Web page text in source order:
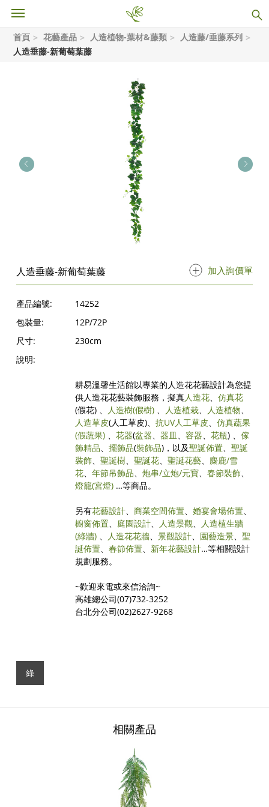
首頁 花藝產品 人造植物-葉材&藤類
人造藤/垂藤系列
人造垂藤-新葡萄葉藤
人造垂藤-新葡萄葉藤 加入詢價單
產品編號:
14252
包裝量:
12P/72P
尺寸:
230cm
說明:
耕易溫馨生活館以專業的人造花花藝設計為您提
供人造花花藝裝飾服務，擬真人造花、仿真花
(假花) 、 人造樹(假樹) 、 人造植栽、 人造植物、
人造草皮(人工草皮)、抗UV人工草皮、仿真蔬果
(假蔬果) 、花器(盆器、器皿、容器、花瓶) 、傢
飾精品、擺飾品(裝飾品)，以及聖誕佈置、聖誕
裝飾、聖誕樹、聖誕花、聖誕花藝、 麋鹿/雪
花、年節吊飾品、炮串/立炮/元寶、春節裝飾、
燈籠(宮燈) …等商品。
另有花藝設計、商業空間佈置、婚宴會場佈置、
櫥窗佈置、 庭園設計、 人造景觀、 人造植生牆
(綠牆) 、 人造花花牆、景觀設計、 園藝造景、聖
誕佈置、春節佈置、 新年花藝設計…等相關設計
規劃服務。
~歡迎來電或來信洽詢~
高雄總公司(07)732-3252
台北分公司(02)2627-9268
綠
相關產品